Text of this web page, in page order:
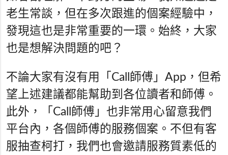
老生常談，但在多次跟進的個案經驗中，
發現這也是非常重要的一環。始終，大家
也是想解決問題的吧？
不論大家有沒有用「Call師傅」App，但希
望上述建議都能幫助到各位讀者和師傅。
此外，「Call師傅」也非常用心留意我們
平台內，各個師傅的服務個案。不但有客
服抽查柯打，我們也會邀請服務質素低的